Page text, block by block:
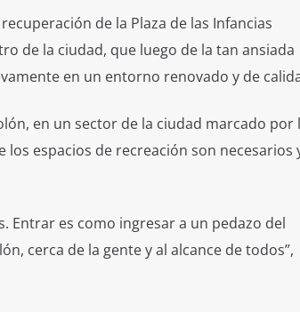
de la Plaza de las Infancias
de la ciudad, que luego de la tan ansiada
en un entorno renovado y de
en un sector de la ciudad marcado por
espacios de recreación son necesarios
Entrar es como ingresar a un pedazo del
cerca de la gente y al alcance de todos”,